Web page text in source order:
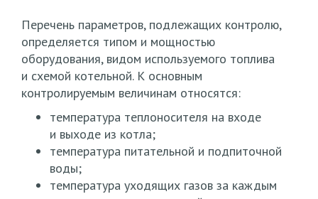
Перечень параметров, подлежащих контролю,
определяется типом и мощностью
оборудования, видом используемого топлива
и схемой котельной. К основным
контролируемым величинам относятся:
температура теплоносителя на входе
и выходе из котла;
температура питательной и подпиточной
воды;
температура уходящих газов за каждым